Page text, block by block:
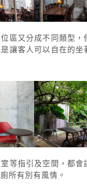
區又分成不同類型，
讓客人可以自在的坐
等指引及空間，都會
所有別有風情。